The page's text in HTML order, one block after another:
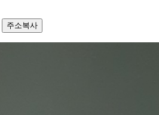
주소복사